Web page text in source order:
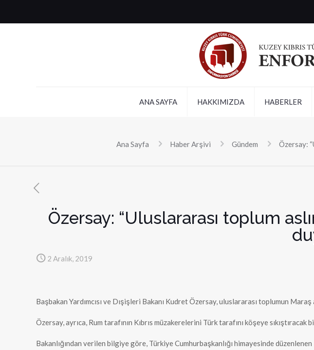
ANA SAYFA HAKKIMIZDA HABERLER
Ana Sayfa Haber Arşivi Gündem Özersay:
Özersay: “Uluslararası toplum
2 Aralık, 2019
Başbakan Yardımcısı ve Dışişleri Bakanı Kudret Özersay, uluslararası toplumun
Özersay, ayrıca, Rum tarafının Kıbrıs müzakerelerini Türk tarafını köşeye
Bakanlığından verilen bilgiye göre, Türkiye Cumhurbaşkanlığı himayesinde